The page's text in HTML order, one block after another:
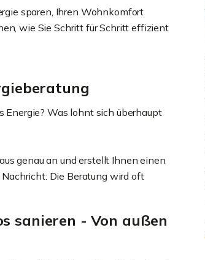
sparen, Ihren Wohnkomfort
wie Sie Schritt für Schritt effizient
Energie? Was lohnt sich überhaupt
genau an und erstellt Ihnen einen
Die Beratung wird oft
sanieren - Von außen